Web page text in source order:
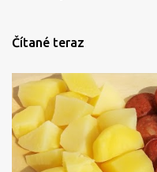
Čítané teraz